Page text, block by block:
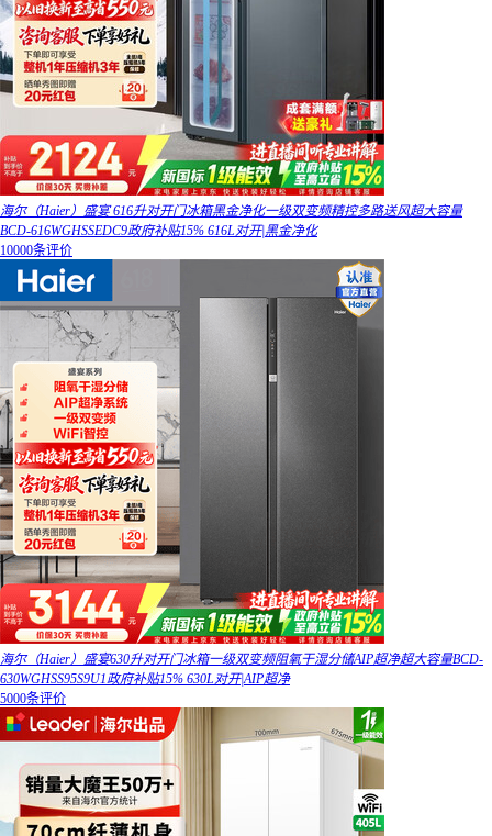
海尔（Haier）盛宴 616升对开门冰箱黑金净化一级双变频精控多路送风超大容量
BCD-616WGHSSEDC9政府补贴15% 616L对开|黑金净化
10000条评价
海尔（Haier）盛宴630升对开门冰箱一级双变频阻氧干湿分储AIP超净超大容量BCD-
630WGHSS95S9U1政府补贴15% 630L对开|AIP超净
5000条评价